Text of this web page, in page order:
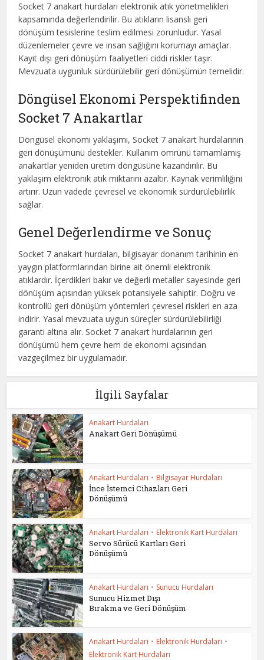
Socket 7 anakart hurdaları elektronik atık yönetmelikleri
kapsamında değerlendirilir. Bu atıkların lisanslı geri
dönüşüm tesislerine teslim edilmesi zorunludur. Yasal
düzenlemeler çevre ve insan sağlığını korumayı amaçlar.
Kayıt dışı geri dönüşüm faaliyetleri ciddi riskler taşır.
Mevzuata uygunluk sürdürülebilir geri dönüşümün temelidir.
Döngüsel Ekonomi Perspektifinden
Socket 7 Anakartlar
Döngüsel ekonomi yaklaşımı, Socket 7 anakart hurdalarının
geri dönüşümünü destekler. Kullanım ömrünü tamamlamış
anakartlar yeniden üretim döngüsüne kazandırılır. Bu
yaklaşım elektronik atık miktarını azaltır. Kaynak verimliliğini
artırır. Uzun vadede çevresel ve ekonomik sürdürülebilirlik
sağlar.
Genel Değerlendirme ve Sonuç
Socket 7 anakart hurdaları, bilgisayar donanım tarihinin en
yaygın platformlarından birine ait önemli elektronik
atıklardır. İçerdikleri bakır ve değerli metaller sayesinde geri
dönüşüm açısından yüksek potansiyele sahiptir. Doğru ve
kontrollü geri dönüşüm yöntemleri çevresel riskleri en aza
indirir. Yasal mevzuata uygun süreçler sürdürülebilirliği
garanti altına alır. Socket 7 anakart hurdalarının geri
dönüşümü hem çevre hem de ekonomi açısından
vazgeçilmez bir uygulamadır.
İlgili Sayfalar
Anakart Hurdaları
Anakart Geri Dönüşümü
Anakart Hurdaları • Bilgisayar Hurdaları
İnce İstemci Cihazları Geri
Dönüşümü
Anakart Hurdaları • Elektronik Kart Hurdaları
Servo Sürücü Kartları Geri
Dönüşümü
Anakart Hurdaları • Sunucu Hurdaları
Sunucu Hizmet Dışı
Bırakma ve Geri Dönüşüm
Anakart Hurdaları • Elektronik Hurdaları •
Elektronik Kart Hurdaları